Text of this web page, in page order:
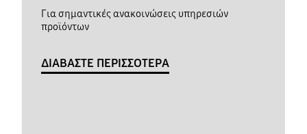
Για σημαντικές ανακοινώσεις υπηρεσιών
προϊόντων
ΔΙΑΒΑΣΤΕ ΠΕΡΙΣΣΟΤΕΡΑ